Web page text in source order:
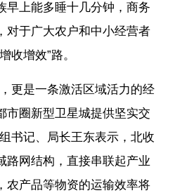
早上能多睡十几分钟，商务
对于广大农户和中小经营者
收增效”路。
更是一条激活区域活力的经
市圈新型卫星城提供坚实交
书记、局长王东表示，北收
路网结构，直接串联起产业
农产品等物资的运输效率将